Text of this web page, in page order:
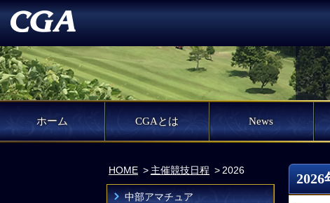
ホーム CGAとは News
HOME 主催競技日程 2026
中部アマチュア